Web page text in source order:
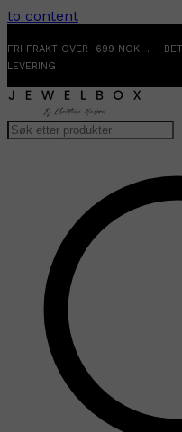
to content
FRI FRAKT OVER 699 NOK .
LEVERING